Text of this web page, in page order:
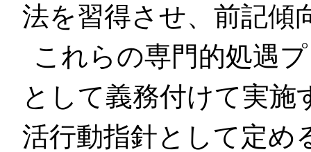
法を習得させ、前記傾
これらの専門的処遇
として義務付けて実施
活行動指針として定め